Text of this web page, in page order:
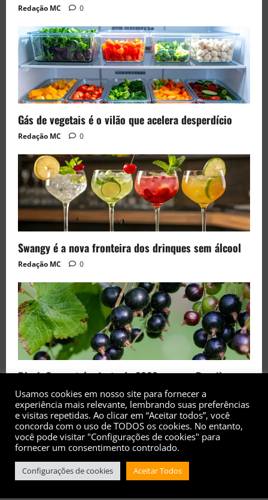
Redação MC 0
Gás de vegetais é o vilão que acelera desperdício
Redação MC 0
Swangy é a nova fronteira dos drinques sem álcool
Redação MC 0
Black Currant é a fruta de 2026 rara no Brasil
Redação MC 0
Copyright© 2017 - 2026 - Todos os direitos
Usamos cookies em nosso site para fornecer a
experiência mais relevante, lembrando suas preferências
e visitas repetidas. Ao clicar em “Aceitar todos”, você
concorda com o uso de TODOS os cookies. No entanto,
você pode visitar "Configurações de cookies" para
fornecer um consentimento controlado.
Configurações de cookies Aceitar Todos